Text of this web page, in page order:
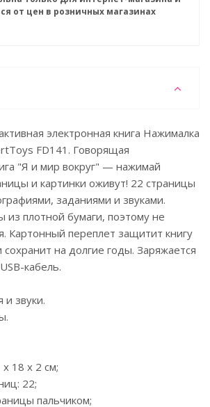
от цен в розничных магазинах
электронная книга Нажималка
FD141. Говорящая
"Я и мир вокруг" — нажимай
и картинки оживут! 22 страницы
заданиями и звуками.
из плотной бумаги, поэтому не
Картонный переплет защитит книгу
на долгие годы. Заряжается
кабель.
и звуки.
18 х 2 см;
22;
пальчиком;